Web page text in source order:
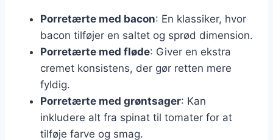
Porretærte med bacon: En klassiker, hvor
bacon tilføjer en saltet og sprød dimension.
Porretærte med fløde: Giver en ekstra
cremet konsistens, der gør retten mere
fyldig.
Porretærte med grøntsager: Kan
inkludere alt fra spinat til tomater for at
tilføje farve og smag.